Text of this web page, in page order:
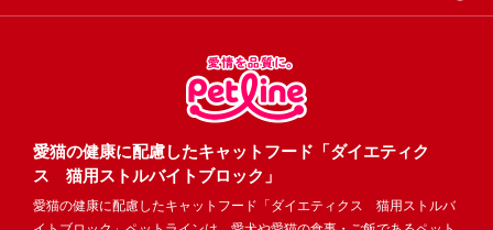
愛猫の健康に配慮したキャットフード「ダイエティク
ス 猫用ストルバイトブロック」
愛猫の健康に配慮したキャットフード「ダイエティクス 猫用ストルバ